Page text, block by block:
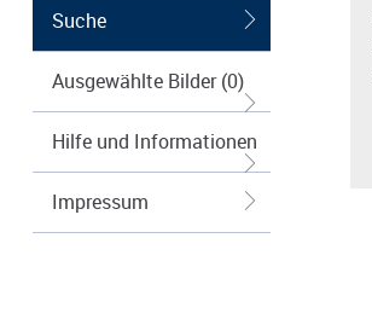
Suche
Ausgewählte Bilder (0)
Hilfe und Informationen
Impressum